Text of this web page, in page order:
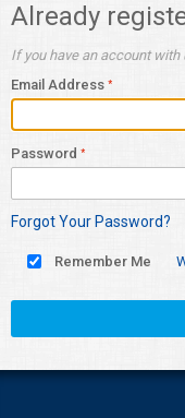
Already
If you have an account with
Email Address
Password
Forgot Your Password?
Remember Me